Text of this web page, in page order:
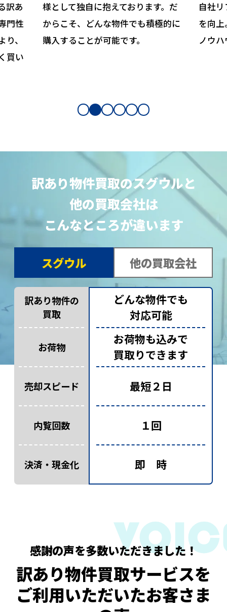
訳あ
門性
、
買い
様として独自に抱えております。だ
からこそ、どんな物件でも積極的に
購入することが可能です。
自社
を向
ノウ
訳あり物件買取のスグウルと
他の買取会社は
こんなところが違います
スグウル 他の買取会社
訳あり物件の
買取
お荷物
売却スピード
内覧回数
決済・現金化
どんな物件でも
対応可能
お荷物も込みで
買取りできます
最短２日
１回
即 時
感謝の声を多数いただきました！
訳あり物件買取サービスを
ご利用いただいたお客さま